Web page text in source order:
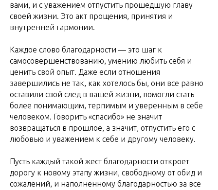
вами, и с уважением отпустить прошедшую главу
своей жизни. Это акт прощения, принятия и
внутренней гармонии.
Каждое слово благодарности — это шаг к
самосовершенствованию, умению любить себя и
ценить свой опыт. Даже если отношения
завершились не так, как хотелось бы, они все равно
оставили свой след в вашей жизни, помогли стать
более понимающим, терпимым и уверенным в себе
человеком. Говорить «спасибо» не значит
возвращаться в прошлое, а значит, отпустить его с
любовью и уважением к себе и другому человеку.
Пусть каждый такой жест благодарности откроет
дорогу к новому этапу жизни, свободному от обид и
сожалений, и наполненному благодарностью за все